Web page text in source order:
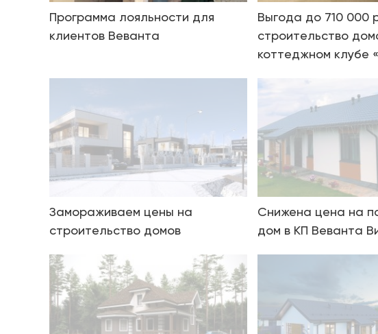
Программа лояльности для
клиентов Веванта
Выгода до 710 000
строительство
коттеджном клубе
Замораживаем цены на
строительство домов
Снижена цена на
дом в КП Веванта